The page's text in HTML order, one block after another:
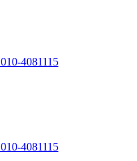
010-4081115
010-4081115